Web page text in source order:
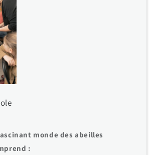
monde des abeilles
: